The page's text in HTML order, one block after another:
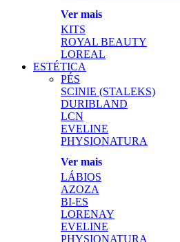
Ver mais
KITS
ROYAL BEAUTY
LOREAL
ESTÉTICA
PÉS
SCINIE (STALEKS)
DURIBLAND
LCN
EVELINE
PHYSIONATURA
Ver mais
LÁBIOS
AZOZA
BI-ES
LORENAY
EVELINE
PHYSIONATURA